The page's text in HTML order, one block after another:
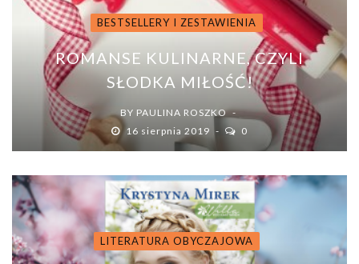
BESTSELLERY I ZESTAWIENIA
ROMANSE KULINARNE, CZYLI
SŁODKA MIŁOŚĆ!
BY PAULINA ROSZKO
16 sierpnia 2019
0
LITERATURA OBYCZAJOWA